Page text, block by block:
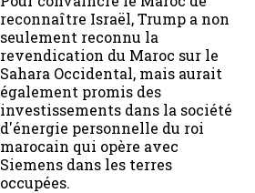
reconnaître Israël, Trump a non
seulement reconnu la
revendication du Maroc sur le
Sahara Occidental, mais aurait
également promis des
investissements dans la société
d'énergie personnelle du roi
marocain qui opère avec
Siemens dans les terres
occupées.